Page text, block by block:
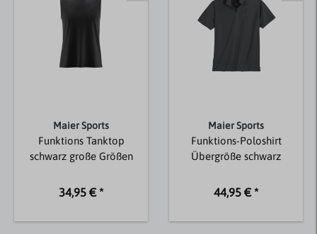
Maier Sports
Funktions Tanktop
schwarz große Größen
34,95 € *
Maier Sports
Funktions-Poloshirt
Übergröße schwarz
44,95 € *